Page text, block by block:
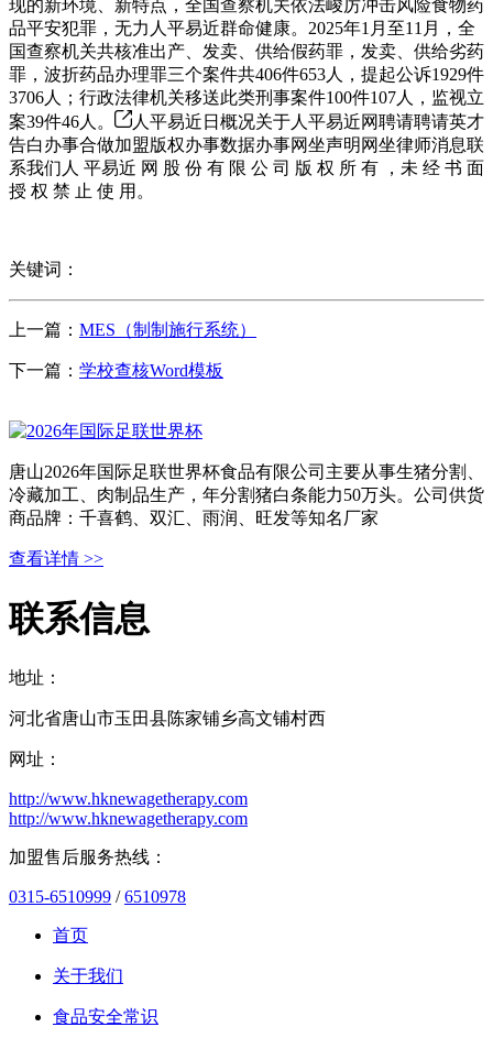
现的新环境、新特点，全国查察机关依法峻厉冲击风险食物药
品平安犯罪，无力人平易近群命健康。2025年1月至11月，全
国查察机关共核准出产、发卖、供给假药罪，发卖、供给劣药
罪，波折药品办理罪三个案件共406件653人，提起公诉1929件
3706人；行政法律机关移送此类刑事案件100件107人，监视立
案39件46人。
人平易近日概况关于人平易近网聘请聘请英才
告白办事合做加盟版权办事数据办事网坐声明网坐律师消息联
系我们人 平易近 网 股 份 有 限 公 司 版 权 所 有 ，未 经 书 面
授 权 禁 止 使 用。
关键词：
上一篇： MES（制制施行系统）
下一篇： 学校查核Word模板
唐山2026年国际足联世界杯食品有限公司主要从事生猪分割、
冷藏加工、肉制品生产，年分割猪白条能力50万头。公司供货
商品牌：千喜鹤、双汇、雨润、旺发等知名厂家
查看详情 >>
联系信息
地址：
河北省唐山市玉田县陈家铺乡高文铺村西
网址：
http://www.hknewagetherapy.com
http://www.hknewagetherapy.com
加盟售后服务热线：
0315-6510999 /6510978
首页
关于我们
食品安全常识